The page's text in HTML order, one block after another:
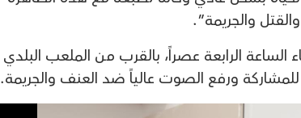
والجريمة”.
الساعة الرابعة عصراً، بالقرب من الملعب
للمشاركة ورفع الصوت عالياً ضد العنف والجريمة.